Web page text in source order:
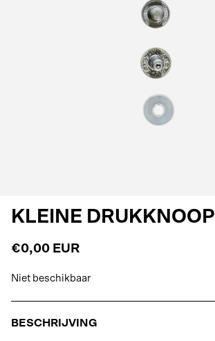
KLEINE DRUKKNOOP
€0,00 EUR
Niet beschikbaar
BESCHRIJVING